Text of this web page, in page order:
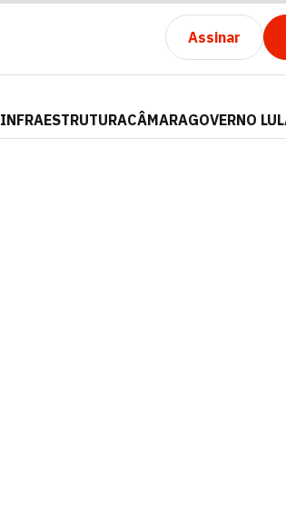
Assinar
INFRAESTRUTURACÂMARAGOVERNO